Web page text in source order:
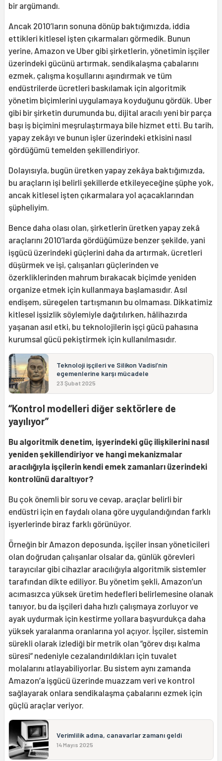
bir argümandı.
Ancak 2010’ların sonuna dönüp baktığımızda, iddia
ettikleri kitlesel işten çıkarmaları görmedik. Bunun
yerine, Amazon ve Uber gibi şirketlerin, yönetimin işçiler
üzerindeki gücünü artırmak, sendikalaşma çabalarını
ezmek, çalışma koşullarını aşındırmak ve tüm
endüstrilerde ücretleri baskılamak için algoritmik
yönetim biçimlerini uygulamaya koyduğunu gördük. Uber
gibi bir şirketin durumunda bu, dijital aracılı yeni bir parça
başı iş biçimini meşrulaştırmaya bile hizmet etti. Bu tarih,
yapay zekâyı ve bunun işler üzerindeki etkisini nasıl
gördüğümü temelden şekillendiriyor.
Dolayısıyla, bugün üretken yapay zekâya baktığımızda,
bu araçların işi belirli şekillerde etkileyeceğine şüphe yok,
ancak kitlesel işten çıkarmalara yol açacaklarından
şüpheliyim.
Bence daha olası olan, şirketlerin üretken yapay zekâ
araçlarını 2010’larda gördüğümüze benzer şekilde, yani
işgücü üzerindeki güçlerini daha da artırmak, ücretleri
düşürmek ve işi, çalışanları güçlerinden ve
özerkliklerinden mahrum bırakacak biçimde yeniden
organize etmek için kullanmaya başlamasıdır. Asıl
endişem, süregelen tartışmanın bu olmaması. Dikkatimiz
kitlesel işsizlik söylemiyle dağıtılırken, hâlihazırda
yaşanan asıl etki, bu teknolojilerin işçi gücü pahasına
kurumsal gücü pekiştirmek için kullanılmasıdır.
Teknoloji işçileri ve Silikon Vadisi’nin
egemenlerine karşı mücadele
23 Şubat 2025
“Kontrol modelleri diğer sektörlere de
yayılıyor”
Bu algoritmik denetim, işyerindeki güç ilişkilerini nasıl
yeniden şekillendiriyor ve hangi mekanizmalar
aracılığıyla işçilerin kendi emek zamanları üzerindeki
kontrolünü daraltıyor?
Bu çok önemli bir soru ve cevap, araçlar belirli bir
endüstri için en faydalı olana göre uygulandığından farklı
işyerlerinde biraz farklı görünüyor.
Örneğin bir Amazon deposunda, işçiler insan yöneticileri
olan doğrudan çalışanlar olsalar da, günlük görevleri
tarayıcılar gibi cihazlar aracılığıyla algoritmik sistemler
tarafından dikte ediliyor. Bu yönetim şekli, Amazon’un
acımasızca yüksek üretim hedefleri belirlemesine olanak
tanıyor, bu da işçileri daha hızlı çalışmaya zorluyor ve
ayak uydurmak için kestirme yollara başvurdukça daha
yüksek yaralanma oranlarına yol açıyor. İşçiler, sistemin
sürekli olarak izlediği bir metrik olan “görev dışı kalma
süresi” nedeniyle cezalandırıldıkları için tuvalet
molalarını atlayabiliyorlar. Bu sistem aynı zamanda
Amazon’a işgücü üzerinde muazzam veri ve kontrol
sağlayarak onlara sendikalaşma çabalarını ezmek için
güçlü araçlar veriyor.
Verimlilik adına, canavarlar zamanı geldi
14 Mayıs 2025